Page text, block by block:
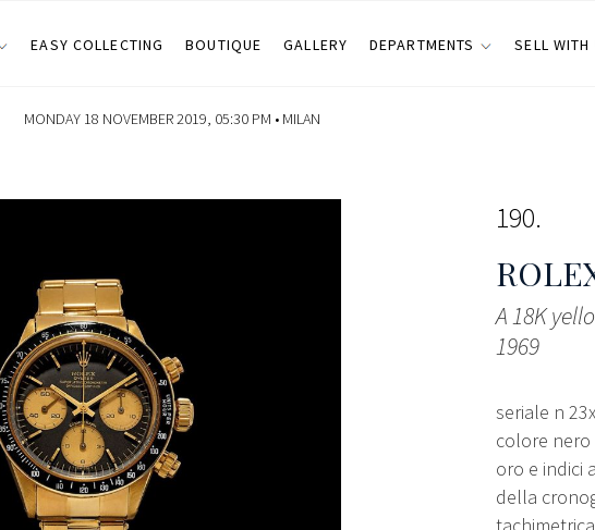
EASY COLLECTING BOUTIQUE GALLERY DEPARTMENTS SELL WITH
MONDAY 18 NOVEMBER 2019, 05:30 PM • MILAN
190
A 18K
1969
seriale n
colore
oro e indici
della